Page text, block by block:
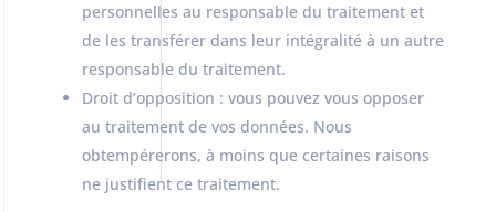
personnelles au responsable du traitement et
de les transférer dans leur intégralité à un autre
responsable du traitement.
Droit d’opposition : vous pouvez vous opposer
au traitement de vos données. Nous
obtempérerons, à moins que certaines raisons
ne justifient ce traitement.